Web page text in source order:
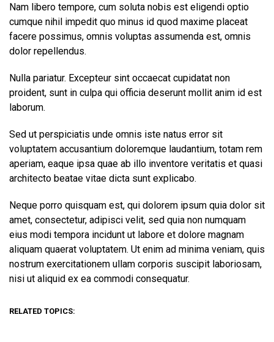
Nam libero tempore, cum soluta nobis est eligendi optio
cumque nihil impedit quo minus id quod maxime placeat
facere possimus, omnis voluptas assumenda est, omnis
dolor repellendus.
Nulla pariatur. Excepteur sint occaecat cupidatat non
proident, sunt in culpa qui officia deserunt mollit anim id est
laborum.
Sed ut perspiciatis unde omnis iste natus error sit
voluptatem accusantium doloremque laudantium, totam rem
aperiam, eaque ipsa quae ab illo inventore veritatis et quasi
architecto beatae vitae dicta sunt explicabo.
Neque porro quisquam est, qui dolorem ipsum quia dolor sit
amet, consectetur, adipisci velit, sed quia non numquam
eius modi tempora incidunt ut labore et dolore magnam
aliquam quaerat voluptatem. Ut enim ad minima veniam, quis
nostrum exercitationem ullam corporis suscipit laboriosam,
nisi ut aliquid ex ea commodi consequatur.
RELATED TOPICS: